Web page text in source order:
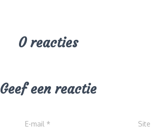
0 reacties
Geef een reactie
E-mail * Site